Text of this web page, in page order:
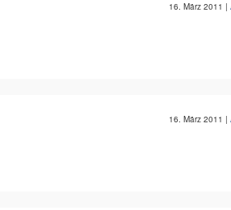
16. März 2011 |
16. März 2011 |